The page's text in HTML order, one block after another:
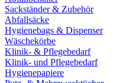
Sackständer & Zubehör
Abfallsäcke
Hygienebags & Dispenser
Wäschekörbe
Klinik- & Pflegebedarf
Klinik- und Pflegebedarf
Hygienepapiere